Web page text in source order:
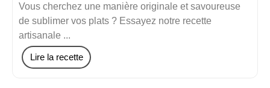
Vous cherchez une manière originale et savoureuse
de sublimer vos plats ? Essayez notre recette
artisanale ...
Lire la recette